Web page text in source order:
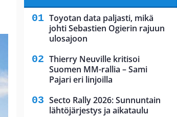
Toyotan data paljasti, mikä
johti Sebastien Ogierin rajuun
ulosajoon
Thierry Neuville kritisoi
Suomen MM-rallia – Sami
Pajari eri linjoilla
Secto Rally 2026: Sunnuntain
lähtöjärjestys ja aikataulu